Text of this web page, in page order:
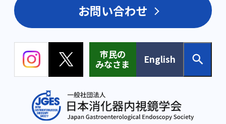
お問い合わせ
市民の
みなさま
English